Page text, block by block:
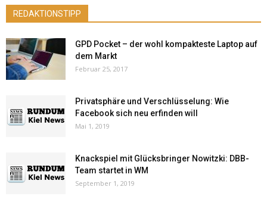
REDAKTIONSTIPP
GPD Pocket – der wohl kompakteste Laptop auf
dem Markt
Februar 25, 2017
Privatsphäre und Verschlüsselung: Wie
Facebook sich neu erfinden will
Mai 1, 2019
Knackspiel mit Glücksbringer Nowitzki: DBB-
Team startet in WM
September 1, 2019